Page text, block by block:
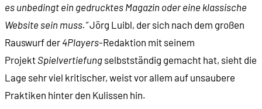
es unbedingt ein gedrucktes Magazin oder eine klassische
Website sein muss.“Jörg Luibl, der sich nach dem großen
Rauswurf der 4Players-Redaktion mit seinem
Projekt Spielvertiefung selbstständig gemacht hat, sieht die
Lage sehr viel kritischer, weist vor allem auf unsaubere
Praktiken hinter den Kulissen hin.